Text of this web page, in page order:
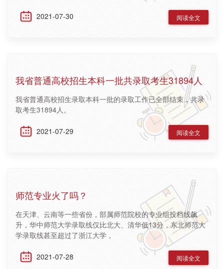
2021-07-30 阅读全文
我省普通高校招生本科一批共录取考生31894人
我省普通高校招生录取本科一批的录取工作已全部结束，共录
取考生31894人。
2021-07-29 阅读全文
师范专业火了吗？
在天津、云南等一些省份，部属师范院校的专业组投档线飙
升，华中师范大学录取线仅比北大、清华低13分，东北师范大
学录取线甚至超过了浙江大学，
2021-07-28 阅读全文